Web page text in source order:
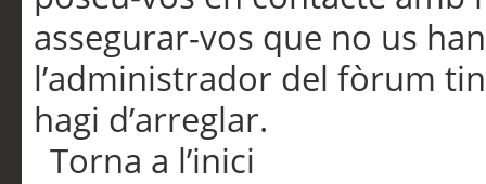
assegurar-vos que no us
l’administrador del fòrum
hagi d’arreglar.
Torna a l’inici